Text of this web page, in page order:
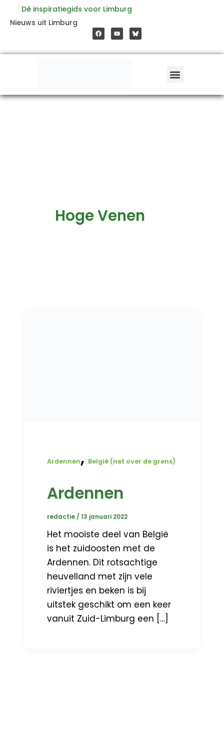
inhoud
Dé inspiratiegids voor Limburg
Nieuws uit Limburg
a
c
e
o
o
o
u
t
b
e
Hoge Venen
Ardennen, België (net over de grens)
Ardennen
redactie /13 januari 2022
Het mooiste deel van België
is het zuidoosten met de
Ardennen. Dit rotsachtige
heuvelland met zijn vele
riviertjes en beken is bij
uitstek geschikt om een keer
vanuit Zuid-Limburg een […]